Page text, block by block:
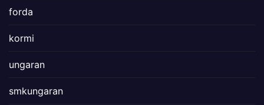
forda
kormi
ungaran
smkungaran